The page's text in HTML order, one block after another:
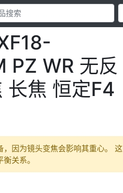
PZ WR 无反
长焦 恒定F4
因为镜头变焦会影响其重心。 这
关系。